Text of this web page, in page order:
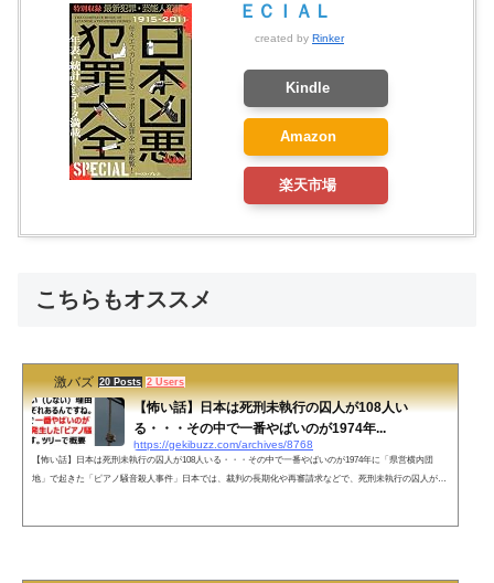
ＥＣＩＡＬ
created by Rinker
Kindle
Amazon
楽天市場
こちらもオススメ
激バズ 20 Posts 2 Users
【怖い話】日本は死刑未執行の囚人が108人い
る・・・その中で一番やばいのが1974年...
https://gekibuzz.com/archives/8768
【怖い話】日本は死刑未執行の囚人が108人いる・・・その中で一番やばいのが1974年に「県営横内団
地」で起きた「ピアノ騒音殺人事件」日本では、裁判の長期化や再審請求などで、死刑未執行の囚人が10